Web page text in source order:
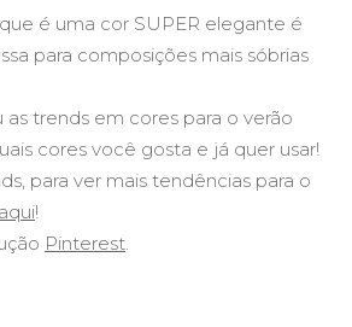
é uma cor SUPER elegante é
para composições mais sóbrias
as trends em cores para o verão
cores você gosta e já quer usar!
para ver mais tendências para o
!
Pinterest.